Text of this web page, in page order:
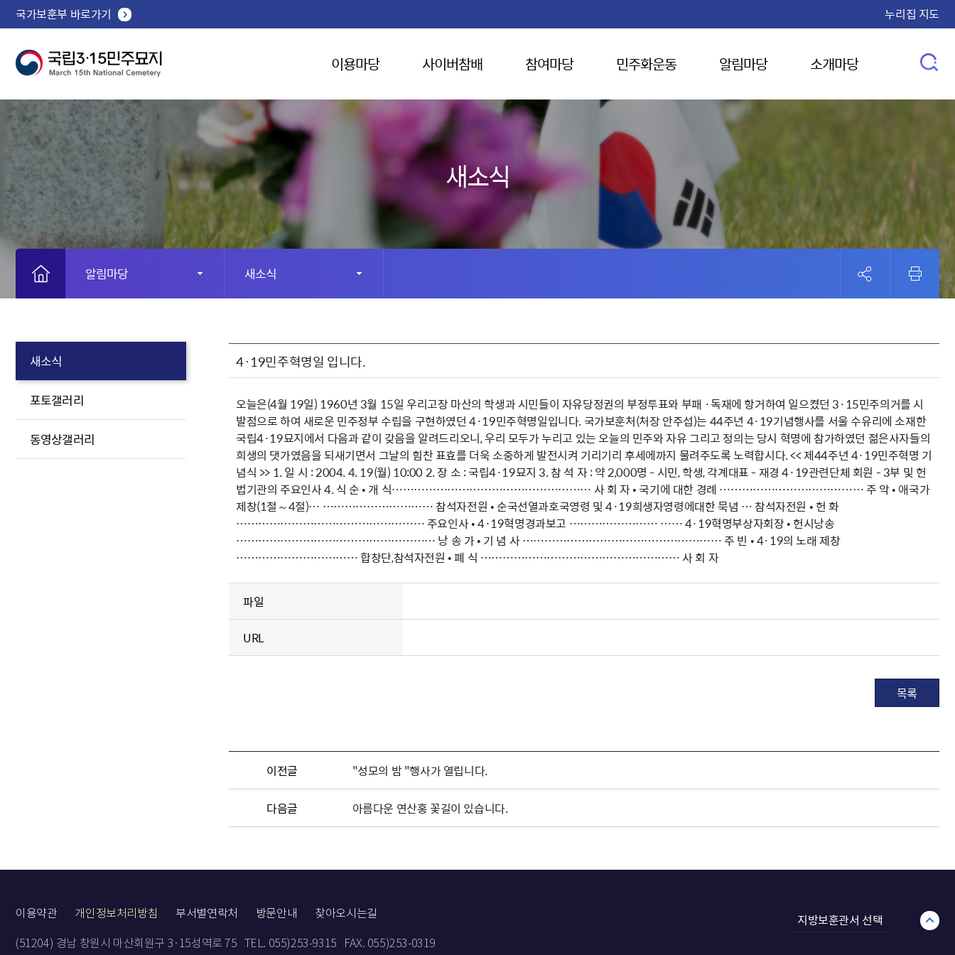
국가보훈부 바로가기 누리집 지도
이용마당 사이버참배 참여마당 민주화운동 알림마당 소개마당
새소식
알림마당 새소식
새소식
포토갤러리
동영상갤러리
4·19민주혁명일 입니다.
오늘은(4월 19일) 1960년 3월 15일 우리고장 마산의 학생과 시민들이 자유당정권의 부정투표와 부패 ·독재에 항거하여 일으켰던 3·15민주의거를 시
발점으로 하여 새로운 민주정부 수립을 구현하였던 4·19민주혁명일입니다. 국가보훈처(처장 안주섭)는 44주년 4·19기념행사를 서울 수유리에 소재한
국립4·19묘지에서 다음과 같이 갖음을 알려드리오니, 우리 모두가 누리고 있는 오늘의 민주와 자유 그리고 정의는 당시 혁명에 참가하였던 젊은사자들의
희생의 댓가였음을 되새기면서 그날의 힘찬 표효를 더욱 소중하게 발전시켜 기리기리 후세에까지 물려주도록 노력합시다. << 제44주년 4·19민주혁명 기
념식 >> 1. 일 시 : 2004. 4. 19(월) 10:00 2. 장 소 : 국립4·19묘지 3. 참 석 자 : 약 2,000명 - 시민, 학생, ­각계대표 - ­재경 4·19관련단체 회원 - ­3부 및 헌
법기관의 주요인사 4. 식 순 • 개 식……………………………………………… 사 회 자 • 국기에 대한 경례 ………………………………… 주 악 • 애국가
제창(1절～4절)… ………………………… 참석자전원 • 순국선열과호국영령 및 4·19희생자영령에대한 묵념 … 참석자전원 • 헌 화
…………………………………………… 주요인사 • 4·19혁명경과보고 …………………… …… 4·19혁명부상자회장 • 헌시낭송
……………………………………………… 낭 송 가 • 기 념 사 ……………………………………………… 주 빈 • 4·19의 노래 제창
…………………………… 합창단,참석자전원 • 폐 식 ……………………………………………… 사 회 자
파일
URL
목록
이전글 "성모의 밤 "행사가 열립니다.
다음글 아름다운 연산홍 꽃길이 있습니다.
이용약관 개인정보처리방침 부서별연락처 방문안내 찾아오시는길
(51204) 경남 창원시 마산회원구 3·15성역로 75 TEL. 055)253-9315 FAX. 055)253-0319
지방보훈관서 선택